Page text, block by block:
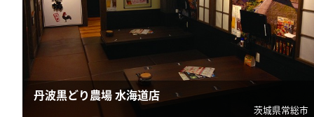
丹波黒どり農場 水海道店
茨城県常総市